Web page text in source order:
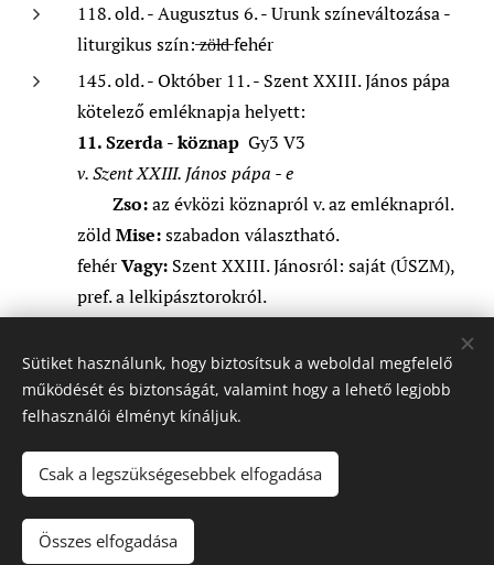
118. old. - Augusztus 6. - Urunk színeváltozása -
liturgikus szín: ̶z̶ö̶l̶d̶ fehér
145. old. - Október 11. - Szent XXIII. János pápa
kötelező emléknapja helyett:
11. Szerda - köznap Gy3 V3
v. Szent XXIII. János pápa - e
Zso:az évközi köznapról v. az emléknapról.
zöldMise:szabadon választható.
fehérVagy: Szent XXIII. Jánosról: saját (ÚSZM),
pref. a lelkipásztorokról.
1068 Budapest, Városligeti fasor 42. IKapcsolat
Impresszum
Sütiket használunk, hogy biztosítsuk a weboldal megfelelő
működését és biztonságát, valamint hogy a lehető legjobb
felhasználói élményt kínáljuk.
Csak a legszükségesebbek elfogadása
Összes elfogadása